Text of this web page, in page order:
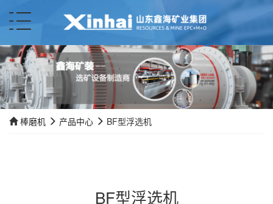
棒磨机 产品中心 BF型浮选机
BF型浮选机